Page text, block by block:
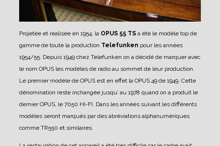
Projetée et réalisée en 1954, la OPUS 55 TS a été le modèle top de
gamme de toute la production Telefunken pour les années
1954/55. Depuis 1949 chez Telefunken on a décidé de marquer avec
le nom OPUS les modèles de radio au sommet de leur production.
Le premier modèle de OPUS est en effet la OPUS 49 de 1949. Cette
dénomination reste inchangée jusqu’ au 1978 quand on a produit le
dernier OPUS, le 7050 HI-FI. Dans les années suivant les différents
modèles seront marqués par des abréviations alphanumériques
comme TR550 et similaires.